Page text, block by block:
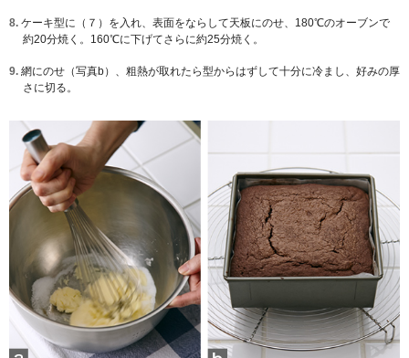
8. ケーキ型に（７）を入れ、表面をならして天板にのせ、180℃のオーブンで
約20分焼く。160℃に下げてさらに約25分焼く。
9. 網にのせ（写真b）、粗熱が取れたら型からはずして十分に冷まし、好みの厚
さに切る。